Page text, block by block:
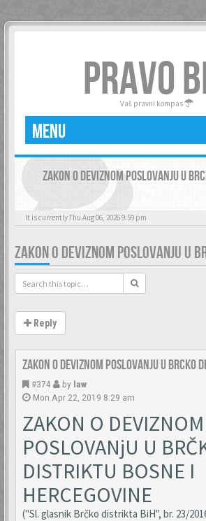
PRAVO
Vaš pravni kompas
MENU
ZAKON O DEVIZNOM POSLOVANJU U
It is currently Thu Aug 06, 2026 9:59 pm
ZAKON O DEVIZNOM POSLOVANJU U
Reply
Zakon o deviznom poslovanju u Brcko
#374 by law
Mon Apr 22, 2019 8:29 am
ZAKON O DEVIZNOM
POSLOVANjU U
DISTRIKTU BOSNE I
HERCEGOVINE
("Sl. glasnik Brčko distrikta BiH", br. 23/